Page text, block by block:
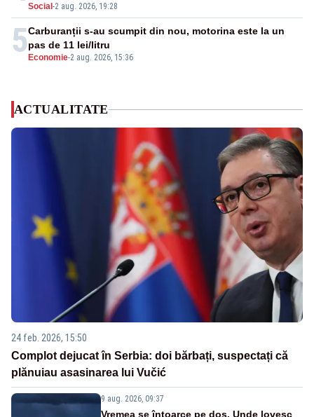
Social -2 aug. 2026, 19:28
5 Economie-2 aug. 2026, 15:36
Carburanții s-au scumpit din nou, motorina este la un
pas de 11 lei/litru
ACTUALITATE
24 feb. 2026, 15:50
Complot dejucat în Serbia: doi bărbați, suspectați că
plănuiau asasinarea lui Vučić
9 aug. 2026, 09:37
Vremea se întoarce pe dos. Unde lovesc